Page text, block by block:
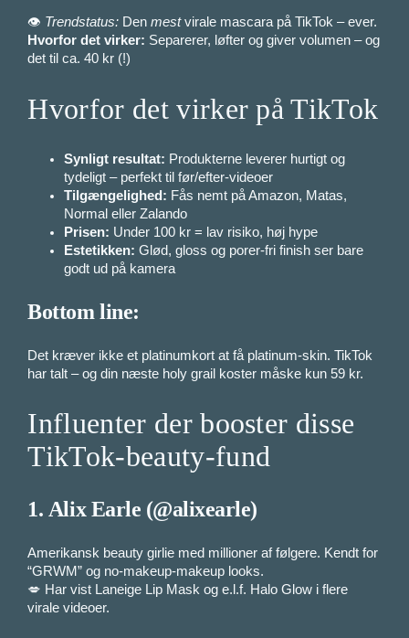
👁️ Trendstatus: Denmestvirale mascara på TikTok – ever.
Hvorfor det virker: Separerer, løfter og giver volumen – og
det til ca. 40 kr (!)
Hvorfor det virker på TikTok
Synligt resultat: Produkterne leverer hurtigt og
tydeligt – perfekt til før/efter-videoer
Tilgængelighed: Fås nemt på Amazon, Matas,
Normal eller Zalando
Prisen: Under 100 kr = lav risiko, høj hype
Estetikken: Glød, gloss og porer-fri finish ser bare
godt ud på kamera
Bottom line:
Det kræver ikke et platinumkort at få platinum-skin. TikTok
har talt – og din næste holy grail koster måske kun 59 kr.
Influenter der booster disse
TikTok-beauty-fund
1. Alix Earle (@alixearle)
Amerikansk beauty girlie med millioner af følgere. Kendt for
“GRWM” og no-makeup-makeup looks.
💋 Har vist Laneige Lip Mask og e.l.f. Halo Glow i flere
virale videoer.